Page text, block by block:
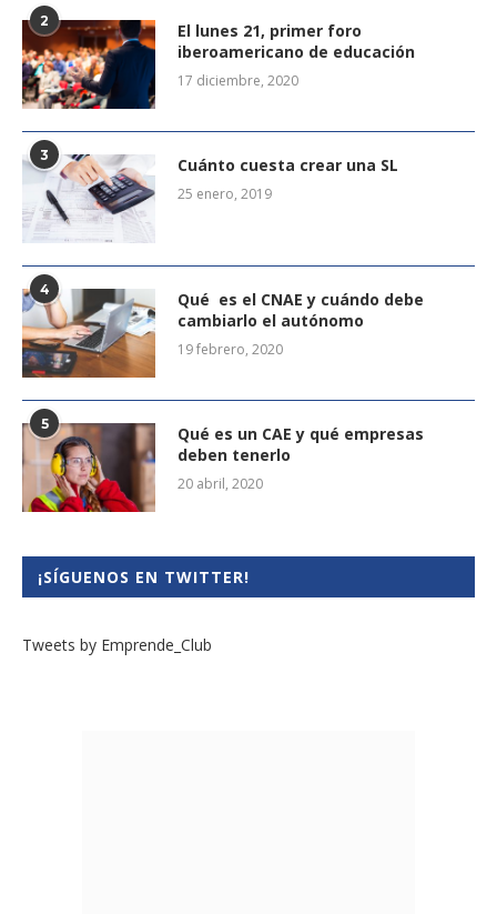
2
El lunes 21, primer foro
iberoamericano de educación
17 diciembre, 2020
3 Cuánto cuesta crear una SL
25 enero, 2019
4
Qué es el CNAE y cuándo debe
cambiarlo el autónomo
19 febrero, 2020
5
Qué es un CAE y qué empresas
deben tenerlo
20 abril, 2020
¡SÍGUENOS EN TWITTER!
Tweets by Emprende_Club